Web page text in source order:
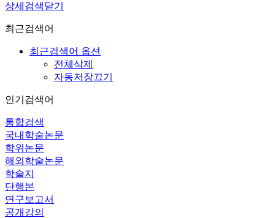
상세검색닫기
최근검색어
최근검색어 옵션
전체삭제
자동저장끄기
인기검색어
통합검색
국내학술논문
학위논문
해외학술논문
학술지
단행본
연구보고서
공개강의